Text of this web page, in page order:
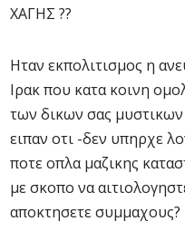
ΧΑΓΗΣ ??
Ηταν εκπολιτισμος η
Ιρακ που κατα κοινη
των δικων σας
ειπαν οτι -δεν υπηρχε
ποτε οπλα μαζικης
με σκοπο να
αποκτησετε συμμαχους?